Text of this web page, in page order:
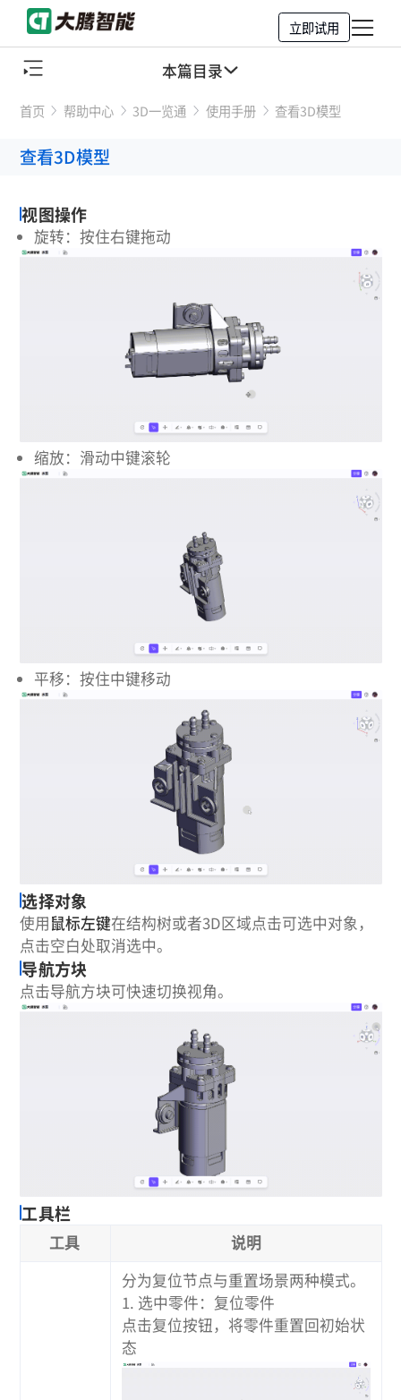
立即试用
本篇目录
首页 帮助中心 3D一览通 使用手册 查看3D模型
查看3D模型
视图操作
旋转：按住右键拖动
缩放：滑动中键滚轮
平移：按住中键移动
选择对象
使用鼠标左键在结构树或者3D区域点击可选中对象，
点击空白处取消选中。
导航方块
点击导航方块可快速切换视角。
工具栏
工具 说明
分为复位节点与重置场景两种模式。
1. 选中零件：复位零件
点击复位按钮，将零件重置回初始状
态
视图操作
选择对象
导航方块
工具栏